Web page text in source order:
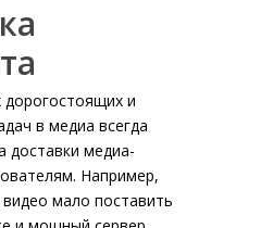
и
в медиа всегда
доставки медиа-
Например,
мало поставить